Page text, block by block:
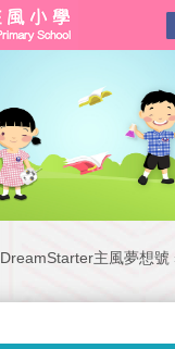
DreamStarter主風夢想號